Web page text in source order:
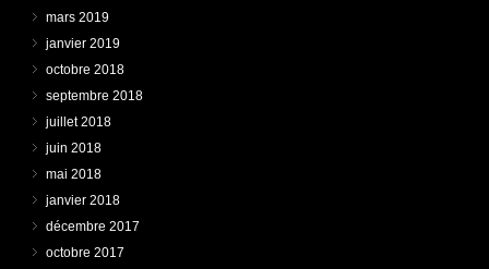
mars 2019
janvier 2019
octobre 2018
septembre 2018
juillet 2018
juin 2018
mai 2018
janvier 2018
décembre 2017
octobre 2017